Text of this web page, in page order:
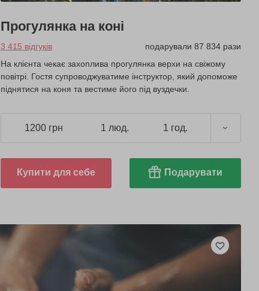
Прогулянка на коні
3 415 відгуків
подарували 87 834 рази
На клієнта чекає захоплива прогулянка верхи на свіжому
повітрі. Гостя супроводжуватиме інструктор, який допоможе
піднятися на коня та вестиме його під вуздечки.
1200 грн 1 люд. 1 год.
Купити для себе Подарувати